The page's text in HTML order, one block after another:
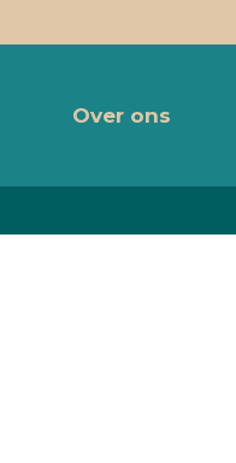
Over ons